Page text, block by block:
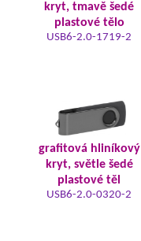
kryt, tmavě šedé
plastové tělo
USB6-2.0-1719-2
grafitová hliníkový
kryt, světle šedé
plastové těl
USB6-2.0-0320-2